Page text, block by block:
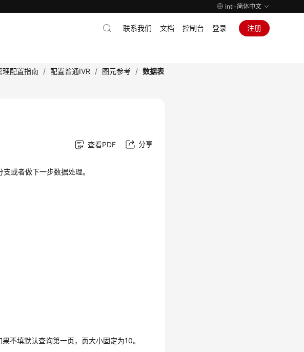
Intl-简体中文
联系我们 文档 控制台 登录 注册
理配置指南 / 配置普通IVR / 图元参考 / 数据表
查看PDF 分享
或者做下一步数据处理。
不填默认查询第一页，页大小固定为10。